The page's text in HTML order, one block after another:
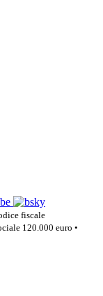
fiscale
120.000 euro •